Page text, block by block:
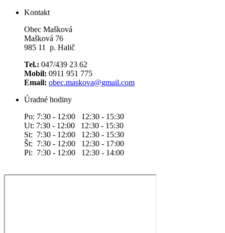
Kontakt
Obec Mašková
Mašková 76
985 11 p. Halič
Tel.: 047/439 23 62
Mobil: 0911 951 775
Email: obec.maskova@gmail.com
Úradné hodiny
Po: 7:30 - 12:00 12:30 - 15:30
Ut: 7:30 - 12:00 12:30 - 15:30
St: 7:30 - 12:00 12:30 - 15:30
Št: 7:30 - 12:00 12:30 - 17:00
Pi: 7:30 - 12:00 12:30 - 14:00